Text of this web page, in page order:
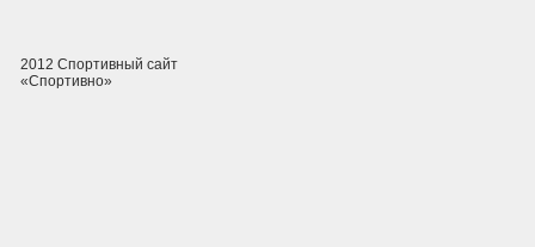
2012 Спортивный сайт
«Спортивно»